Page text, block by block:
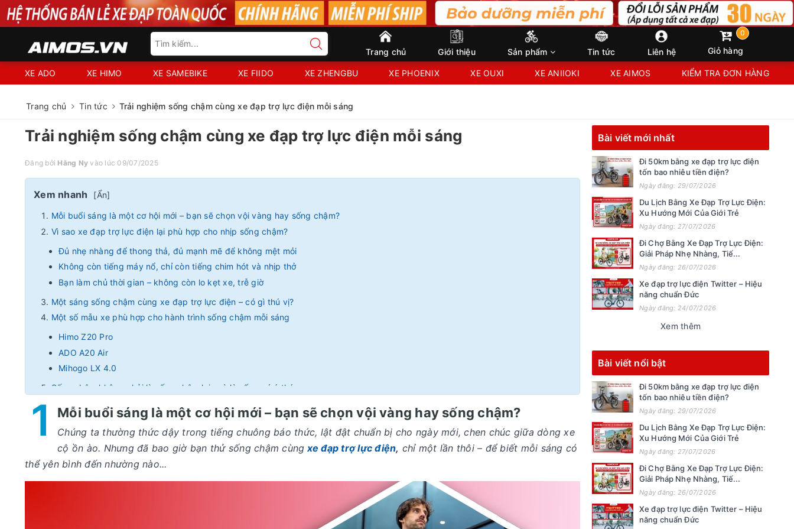
Trang chủ Giới thiệu Sản phẩm Tin tức Liên hệ
0
Giỏ hàng
XE ADO XE HIMO XE SAMEBIKE XE FIIDO XE ZHENGBU XE PHOENIX XE OUXI XE ANIIOKI XE AIMOS KIỂM TRA ĐƠN HÀNG
Trang chủ Tin tức Trải nghiệm sống chậm cùng xe đạp trợ lực điện mỗi sáng
Trải nghiệm sống chậm cùng xe đạp trợ lực điện mỗi sáng
Đăng bởi Hằng Ny vào lúc 09/07/2025
Xem nhanh [Ẩn]
Mỗi buổi sáng là một cơ hội mới – bạn sẽ chọn vội vàng hay sống chậm?
Vì sao xe đạp trợ lực điện lại phù hợp cho nhịp sống chậm?
Đủ nhẹ nhàng để thong thả, đủ mạnh mẽ để không mệt mỏi
Không còn tiếng máy nổ, chỉ còn tiếng chim hót và nhịp thở
Bạn làm chủ thời gian – không còn lo kẹt xe, trễ giờ
Một sáng sống chậm cùng xe đạp trợ lực điện – có gì thú vị?
Một số mẫu xe phù hợp cho hành trình sống chậm mỗi sáng
Himo Z20 Pro
ADO A20 Air
Mihogo LX 4.0
Sống chậm không phải là sống chậm lại, mà là sống có ý thức
1 Mỗi buổi sáng là một cơ hội mới – bạn sẽ chọn vội vàng hay sống chậm?
Chúng ta thường thức dậy trong tiếng chuông báo thức, lật đật chuẩn bị cho ngày mới, chen chúc giữa dòng xe
cộ ồn ào. Nhưng đã bao giờ bạn thử sống chậm cùng xe đạp trợ lực điện, chỉ một lần thôi – để biết mỗi sáng có
thể yên bình đến nhường nào...
Bài viết mới nhất
Đi 50km bằng xe đạp trợ lực điện
tốn bao nhiêu tiền điện?
Ngày đăng: 29/07/2026
Du Lịch Bằng Xe Đạp Trợ Lực Điện:
Xu Hướng Mới Của Giới Trẻ
Ngày đăng: 27/07/2026
Đi Chợ Bằng Xe Đạp Trợ Lực Điện:
Giải Pháp Nhẹ Nhàng, Tiế...
Ngày đăng: 26/07/2026
Xe đạp trợ lực điện Twitter – Hiệu
năng chuẩn Đức
Ngày đăng: 24/07/2026
Xem thêm
Bài viết nổi bật
Đi 50km bằng xe đạp trợ lực điện
tốn bao nhiêu tiền điện?
Ngày đăng: 29/07/2026
Du Lịch Bằng Xe Đạp Trợ Lực Điện:
Xu Hướng Mới Của Giới Trẻ
Ngày đăng: 27/07/2026
Đi Chợ Bằng Xe Đạp Trợ Lực Điện:
Giải Pháp Nhẹ Nhàng, Tiế...
Ngày đăng: 26/07/2026
Xe đạp trợ lực điện Twitter – Hiệu
năng chuẩn Đức